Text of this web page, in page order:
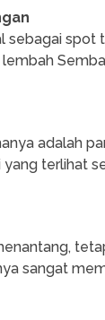
sebagai spot
adalah
yang terlihat
sangat